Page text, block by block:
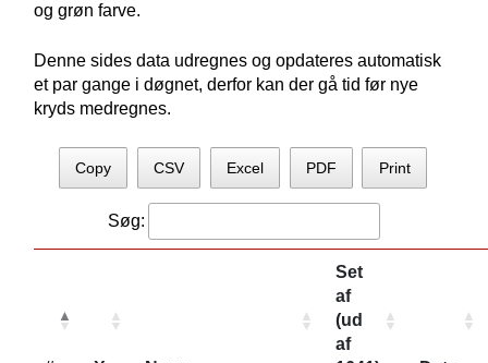
og grøn farve.
Denne sides data udregnes og opdateres automatisk
et par gange i døgnet, derfor kan der gå tid før nye
kryds medregnes.
Copy CSV Excel PDF Print
Søg:
Set
af
(ud
af